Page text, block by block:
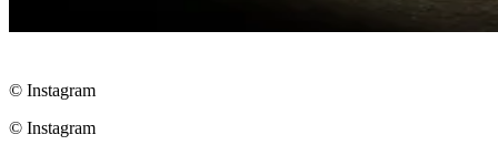
© Instagram
© Instagram